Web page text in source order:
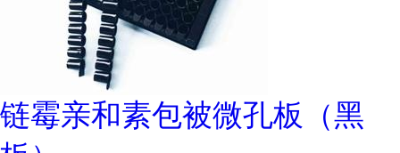
链霉亲和素包被微孔板（黑